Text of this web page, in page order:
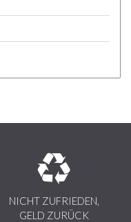
NICHT ZUFRIEDEN,
GELD ZURÜCK